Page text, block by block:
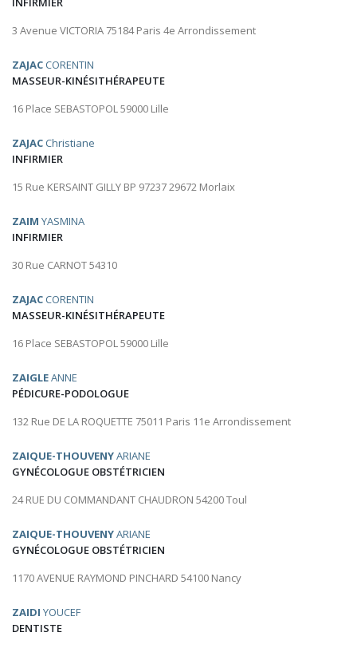
3 Avenue VICTORIA 75184 Paris 4e Arrondissement
ZAJAC CORENTIN
MASSEUR-KINÉSITHÉRAPEUTE
16 Place SEBASTOPOL 59000 Lille
ZAJAC Christiane
INFIRMIER
15 Rue KERSAINT GILLY BP 97237 29672 Morlaix
ZAIM YASMINA
INFIRMIER
30 Rue CARNOT 54310
ZAJAC CORENTIN
MASSEUR-KINÉSITHÉRAPEUTE
16 Place SEBASTOPOL 59000 Lille
ZAIGLEANNE
PÉDICURE-PODOLOGUE
132 Rue DE LA ROQUETTE 75011 Paris 11e Arrondissement
ZAIQUE-THOUVENYARIANE
GYNÉCOLOGUE OBSTÉTRICIEN
24 RUE DU COMMANDANT CHAUDRON 54200 Toul
ZAIQUE-THOUVENYARIANE
GYNÉCOLOGUE OBSTÉTRICIEN
1170 AVENUE RAYMOND PINCHARD 54100 Nancy
ZAIDI YOUCEF
DENTISTE